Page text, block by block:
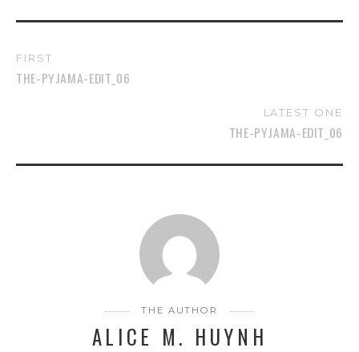
FIRST
THE-PYJAMA-EDIT_06
LATEST ONE
THE-PYJAMA-EDIT_06
THE AUTHOR
ALICE M. HUYNH